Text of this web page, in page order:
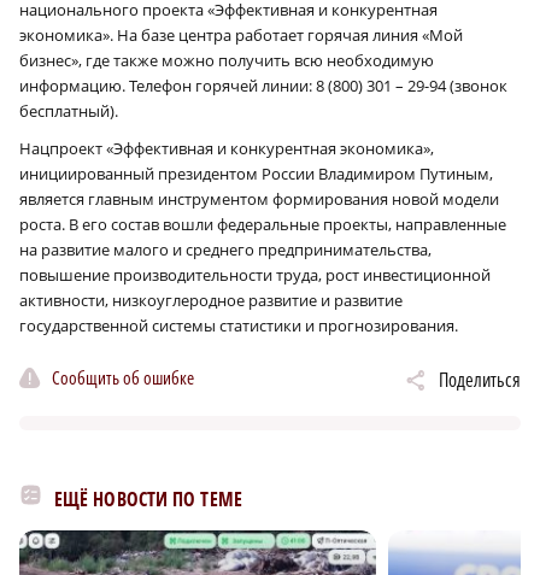
национального проекта «Эффективная и конкурентная
экономика». На базе центра работает горячая линия «Мой
бизнес», где также можно получить всю необходимую
информацию. Телефон горячей линии: 8 (800) 301 – 29-94 (звонок
бесплатный).
Нацпроект «Эффективная и конкурентная экономика»,
инициированный президентом России Владимиром Путиным,
является главным инструментом формирования новой модели
роста. В его состав вошли федеральные проекты, направленные
на развитие малого и среднего предпринимательства,
повышение производительности труда, рост инвестиционной
активности, низкоуглеродное развитие и развитие
государственной системы статистики и прогнозирования.
Сообщить об ошибке Поделиться
ЕЩЁ НОВОСТИ ПО ТЕМЕ